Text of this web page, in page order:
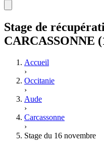
Stage de
CARCASSONNE
Accueil
›
Occitanie
›
Aude
›
Carcassonne
›
Stage du 16 novembre